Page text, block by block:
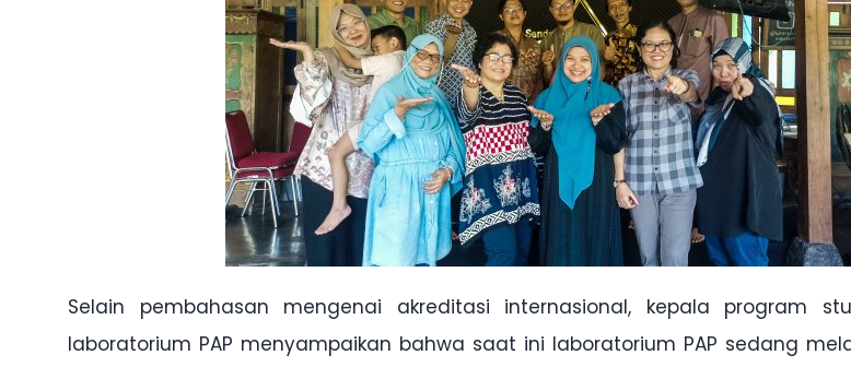
Selain pembahasan mengenai akreditasi internasional, kepala program
laboratorium PAP menyampaikan bahwa saat ini laboratorium PAP sedang